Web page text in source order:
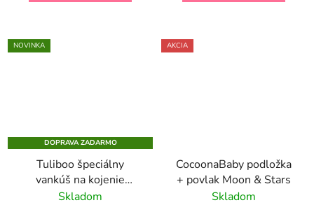
NOVINKA
DOPRAVA ZADARMO
Tuliboo špeciálny
vankúš na kojenie
kvetinky
Skladom
AKCIA
CocoonaBaby podložka
+ povlak Moon & Stars
Skladom